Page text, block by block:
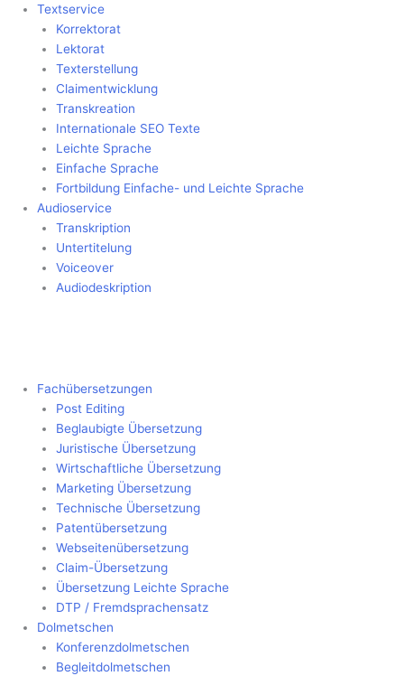
Textservice
Korrektorat
Lektorat
Texterstellung
Claimentwicklung
Transkreation
Internationale SEO Texte
Leichte Sprache
Einfache Sprache
Fortbildung Einfache- und Leichte Sprache
Audioservice
Transkription
Untertitelung
Voiceover
Audiodeskription
Fachübersetzungen
Post Editing
Beglaubigte Übersetzung
Juristische Übersetzung
Wirtschaftliche Übersetzung
Marketing Übersetzung
Technische Übersetzung
Patentübersetzung
Webseitenübersetzung
Claim-Übersetzung
Übersetzung Leichte Sprache
DTP / Fremdsprachensatz
Dolmetschen
Konferenzdolmetschen
Begleitdolmetschen